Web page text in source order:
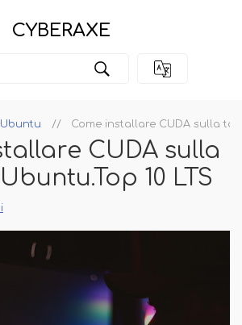
CYBERAXE
Ubuntu Come installare CUDA sulla top
CUDA sulla
10 LTS